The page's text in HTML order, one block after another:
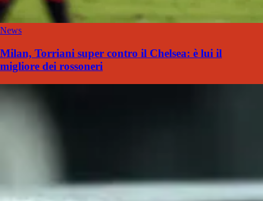
News
Milan, Torriani super contro il Chelsea: è lui il
migliore dei rossoneri